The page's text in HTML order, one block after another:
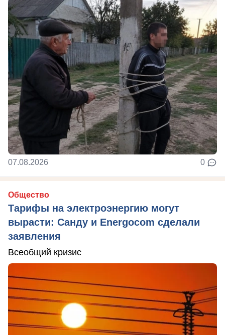
07.08.2026 0
Общество
Тарифы на электроэнергию могут
вырасти: Санду и Energocom сделали
заявления
Всеобщий кризис